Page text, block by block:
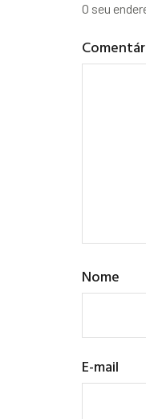
O seu
Nome
E-mail